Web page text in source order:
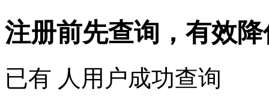
注册前先查询， 有效
已有 人用户成功查询